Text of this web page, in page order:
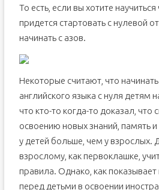
- Подписка по e-mail
Статистика
То есть, если вы хотите научиться
придется стартовать с нулевой
начинать с азов.
Некоторые считают, что
английского языка с нуля детям
что кто-то когда-то доказал, что
освоению новых знаний, память и
у детей больше, чем у взрослых.
взрослому, как первоклашке,
правила. Однако, как показывает
перед детьми в освоении